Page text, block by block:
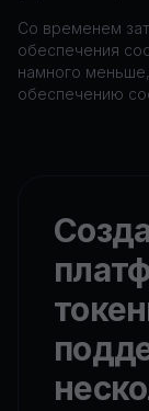
Со временем
обеспечения
намного
обеспечению